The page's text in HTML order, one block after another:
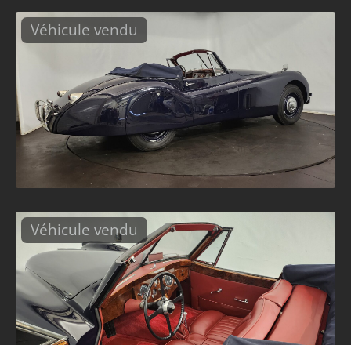
Véhicule vendu
Véhicule vendu